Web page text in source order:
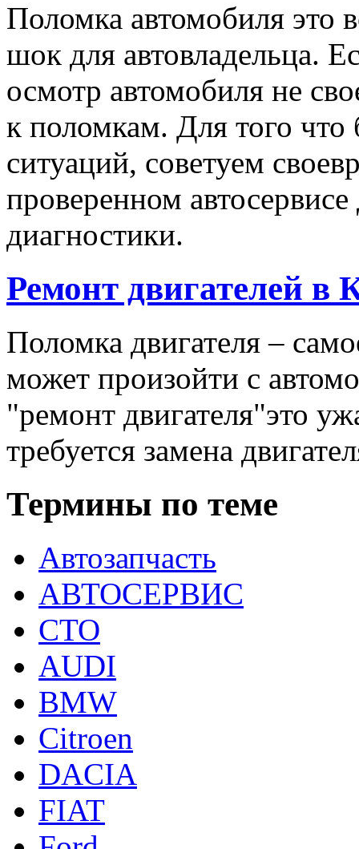
Поломка автомобиля это
шок для автовладельца.
осмотр автомобиля не
к поломкам. Для того
ситуаций, советуем
проверенном
диагностики.
Ремонт двигателей в
Поломка двигателя –
может произойти с
"ремонт двигателя"это
требуется замена
Термины по теме
Автозапчасть
АВТОСЕРВИС
СТО
AUDI
BMW
Citroen
DACIA
FIAT